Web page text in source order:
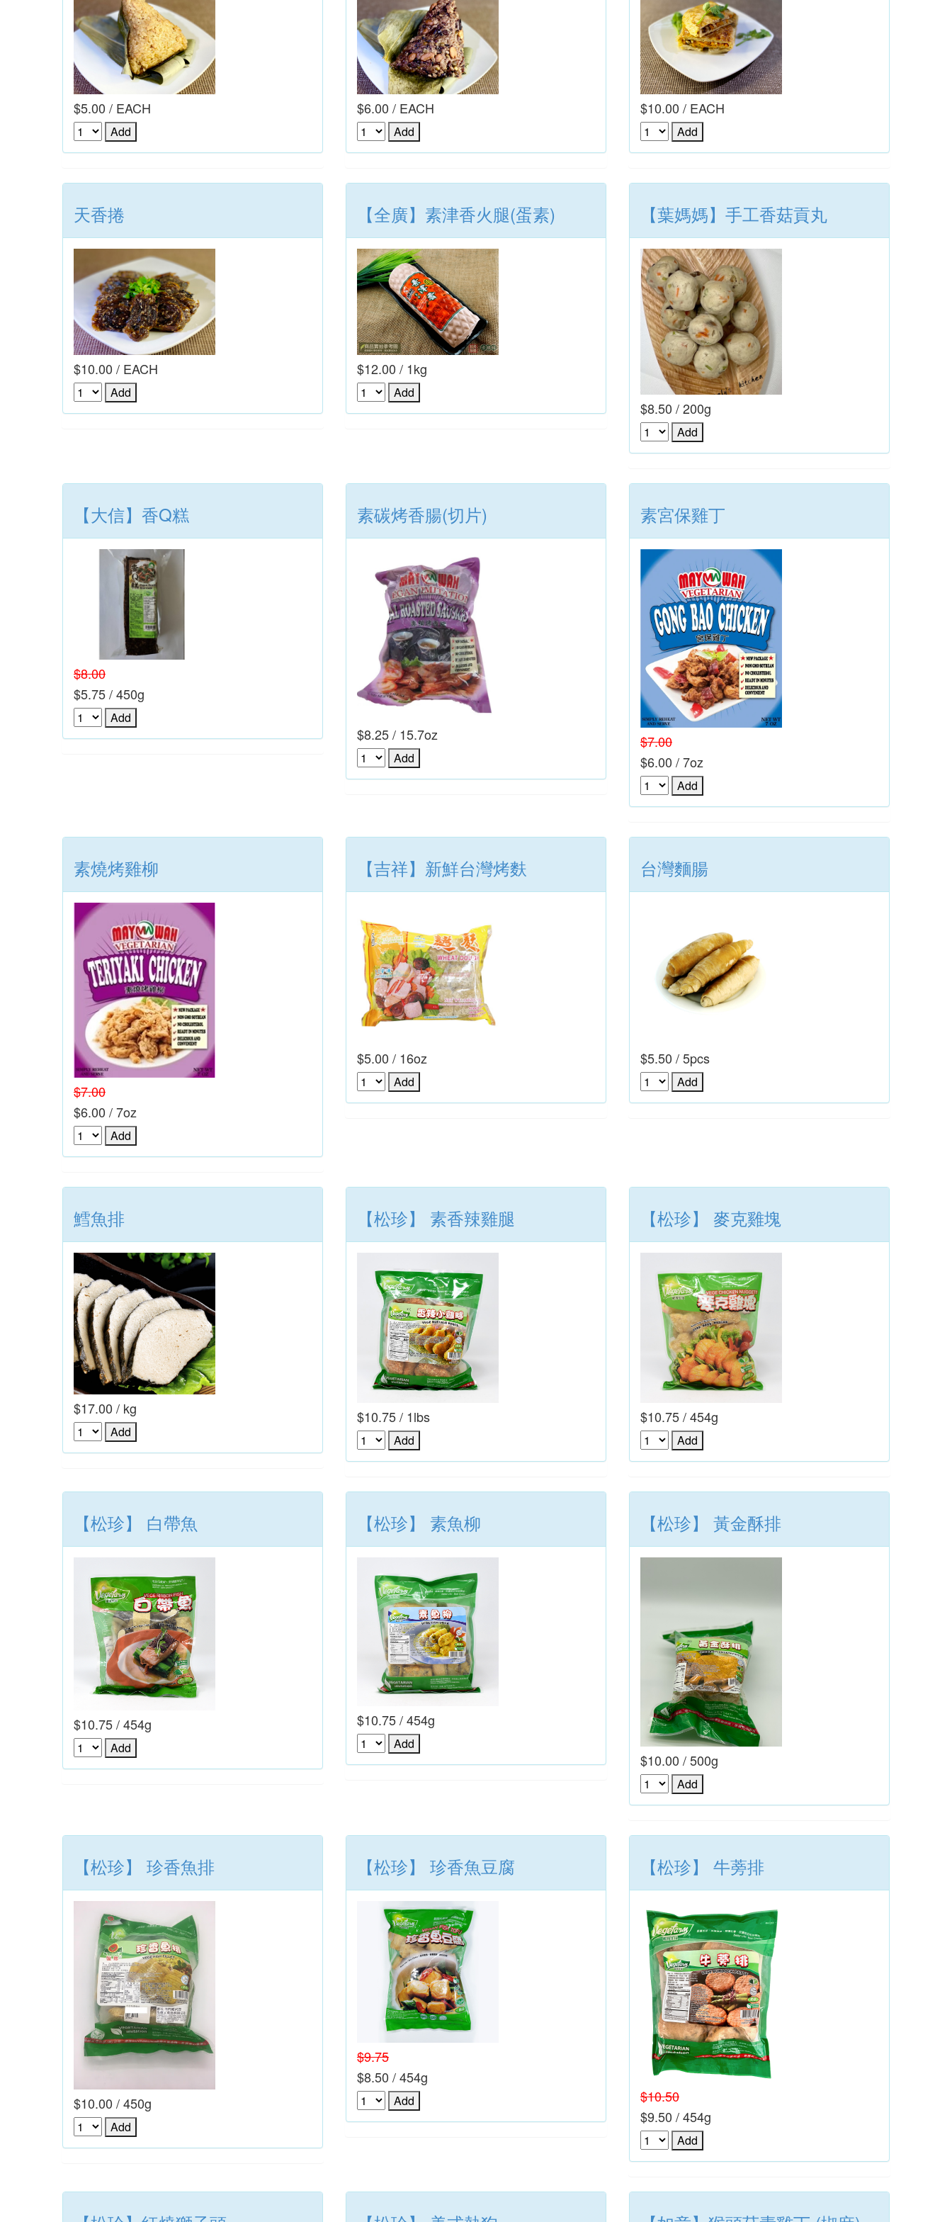
$5.00 / EACH $6.00 / EACH $10.00 / EACH
天香捲
$10.00 / EACH
【全廣】素津香火腿(蛋素)
$12.00 / 1kg
【葉媽媽】手工香菇貢丸
$8.50 / 200g
【大信】香Q糕
$8.00
$5.75 / 450g
素碳烤香腸(切片)
$8.25 / 15.7oz
素宮保雞丁
$7.00
$6.00 / 7oz
素燒烤雞柳
$7.00
$6.00 / 7oz
【吉祥】新鮮台灣烤麩
$5.00 / 16oz
台灣麵腸
$5.50 / 5pcs
鱈魚排
$17.00 / kg
【松珍】 素香辣雞腿
$10.75 / 1lbs
【松珍】 麥克雞塊
$10.75 / 454g
【松珍】 白帶魚
$10.75 / 454g
【松珍】 素魚柳
$10.75 / 454g
【松珍】 黃金酥排
$10.00 / 500g
【松珍】 珍香魚排
$10.00 / 450g
【松珍】 珍香魚豆腐
$9.75
$8.50 / 454g
【松珍】 牛蒡排
$10.50
$9.50 / 454g